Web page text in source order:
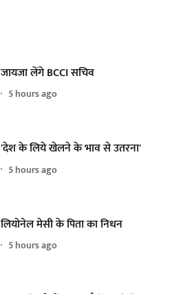
जायजा लेंगे BCCI सचिव
5 hours ago
'देश के लिये खेलने के भाव से उतरना'
5 hours ago
लियोनेल मेसी के पिता का निधन
5 hours ago